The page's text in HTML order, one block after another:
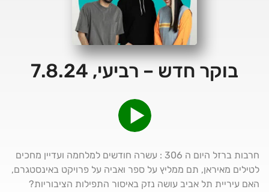
בוקר חדש – רביעי, 7.8.24
חרבות ברזל היום ה 306 : עשרה חודשים למלחמה ועדיין מחכים
לטילים מאיראן, תם ממליץ על ספר ואביה על פרויקט באינסטגרם,
האם עיריית תל אביב עושה נזק באיסור התפילות הציבוריות?